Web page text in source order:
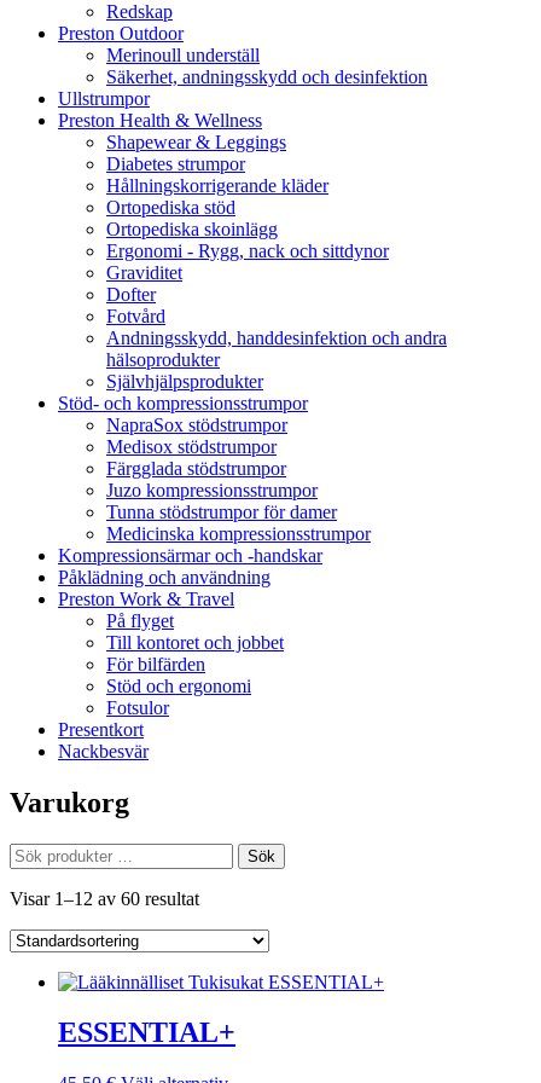
Redskap
Preston Outdoor
Merinoull underställ
Säkerhet, andningsskydd och desinfektion
Ullstrumpor
Preston Health & Wellness
Shapewear & Leggings
Diabetes strumpor
Hållningskorrigerande kläder
Ortopediska stöd
Ortopediska skoinlägg
Ergonomi - Rygg, nack och sittdynor
Graviditet
Dofter
Fotvård
Andningsskydd, handdesinfektion och andra
hälsoprodukter
Självhjälpsprodukter
Stöd- och kompressionsstrumpor
NapraSox stödstrumpor
Medisox stödstrumpor
Färgglada stödstrumpor
Juzo kompressionsstrumpor
Tunna stödstrumpor för damer
Medicinska kompressionsstrumpor
Kompressionsärmar och -handskar
Påklädning och användning
Preston Work & Travel
På flyget
Till kontoret och jobbet
För bilfärden
Stöd och ergonomi
Fotsulor
Presentkort
Nackbesvär
Varukorg
Sök
efter:
Sök
Visar 1–12 av 60 resultat
ESSENTIAL+